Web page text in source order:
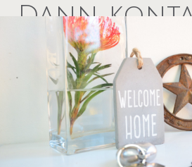
Dann
Sie uns –
uns auf